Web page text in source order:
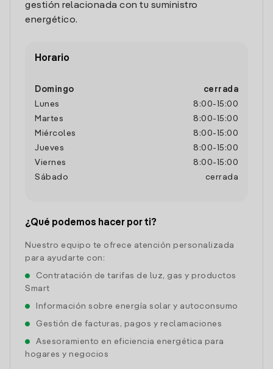
gestión relacionada con tu suministro
energético.
Horario
Domingo
cerrada
Lunes
8:00- 15:00
Martes
8:00- 15:00
Miércoles
8:00- 15:00
Jueves
8:00- 15:00
Viernes
8:00- 15:00
Sábado
cerrada
¿Qué podemos hacer por ti?
Nuestro equipo te ofrece atención personalizada
para ayudarte con:
Contratación de tarifas de luz, gas y productos
Smart
Información sobre energía solar y autoconsumo
Gestión de facturas, pagos y reclamaciones
Asesoramiento en eficiencia energética para
hogares y negocios